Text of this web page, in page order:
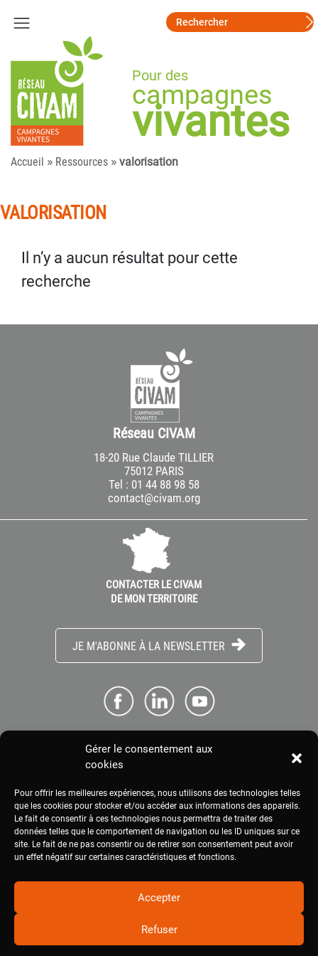
Gérer le consentement aux
cookies
Pour offrir les meilleures expériences, nous utilisons des technologies telles
que les cookies pour stocker et/ou accéder aux informations des appareils.
Le fait de consentir à ces technologies nous permettra de traiter des
données telles que le comportement de navigation ou les ID uniques sur ce
site. Le fait de ne pas consentir ou de retirer son consentement peut avoir
un effet négatif sur certaines caractéristiques et fonctions.
Accepter
Refuser
Pour des
campagnes
vivantes
Accueil » Ressources » valorisation
VALORISATION
Il n’y a aucun résultat pour cette
recherche
Réseau CIVAM
18-20 Rue Claude TILLIER
75012 PARIS
Tel : 01 44 88 98 58
contact@civam.org
CONTACTER LE CIVAM
DE MON TERRITOIRE
JE M'ABONNE À LA NEWSLETTER
ME CONNECTER
ESPACE PRESSE
MENTIONS LÉGALES